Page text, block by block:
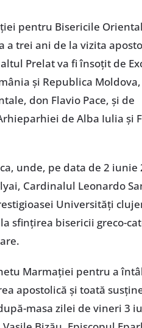
pentru Bisericile
a trei ani de la vizita
Prelat va fi însoțit de
și Republica
don Flavio Pace, și de
de Alba Iulia și
unde, pe data de 2 iunie
Cardinalul Leonardo
Universități
sfințirea bisericii greco-
Marmației pentru a
apostolică și toată
masa zilei de vineri 3